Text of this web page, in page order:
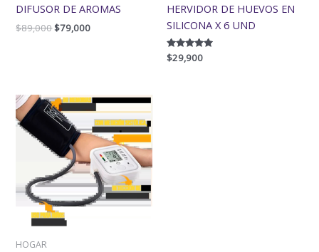
DIFUSOR DE AROMAS
$89,000$79,000
HERVIDOR DE HUEVOS EN
SILICONA X 6 UND
Valorado
con
$29,900
HOGAR